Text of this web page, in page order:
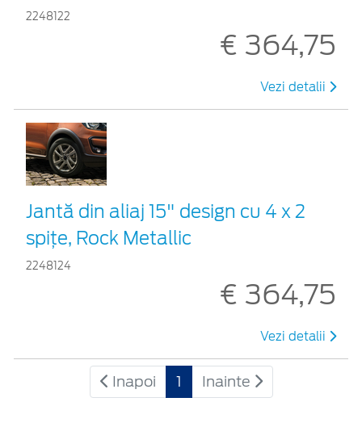
2248122
€ 364,75
Vezi detalii
Jantă din aliaj 15" design cu 4 x 2
spițe, Rock Metallic
2248124
€ 364,75
Vezi detalii
Inapoi 1 Inainte